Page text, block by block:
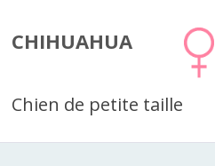
CHIHUAHUA
Chien de petite taille